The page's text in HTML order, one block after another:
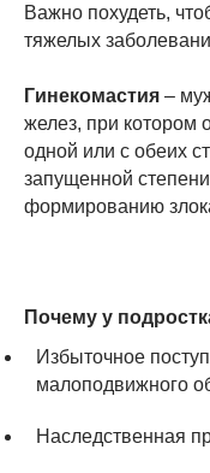
Важно похудеть,
тяжелых
Гинекомастия –
желез, при котором
одной или с обеих
запущенной
формированию
Почему у
Избыточное
малоподвижного
Наследственная